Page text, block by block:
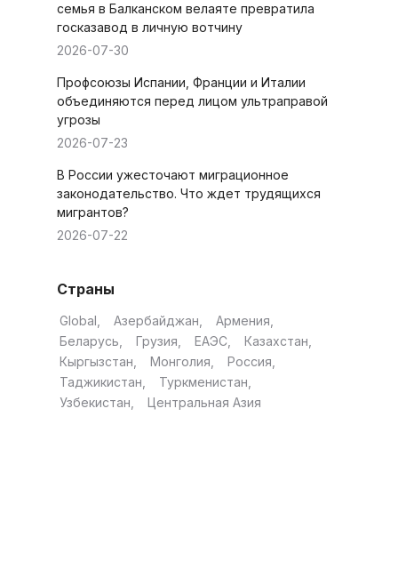
семья в Балканском велаяте превратила
госказавод в личную вотчину
2026-07-30
Профсоюзы Испании, Франции и Италии
объединяются перед лицом ультраправой
угрозы
2026-07-23
В России ужесточают миграционное
законодательство. Что ждет трудящихся
мигрантов?
2026-07-22
Страны
Global Азербайджан
Армения
Беларусь
Грузия ЕАЭС
Казахстан
Кыргызстан
Монголия
Россия
Таджикистан
Туркменистан
Узбекистан
Центральная Азия